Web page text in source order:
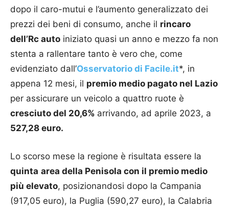
dopo il caro-mutui e l’aumento generalizzato dei
prezzi dei beni di consumo, anche il rincaro
dell’Rc auto iniziato quasi un anno e mezzo fa non
stenta a rallentare tanto è vero che, come
evidenziato dall’Osservatorio di Facile.it*, in
appena 12 mesi, il premio medio pagato nel Lazio
per assicurare un veicolo a quattro ruote è
cresciuto del 20,6% arrivando, ad aprile 2023, a
527,28 euro.
Lo scorso mese la regione è risultata essere la
quinta area della Penisola con il premio medio
più elevato, posizionandosi dopo la Campania
(917,05 euro), la Puglia (590,27 euro), la Calabria